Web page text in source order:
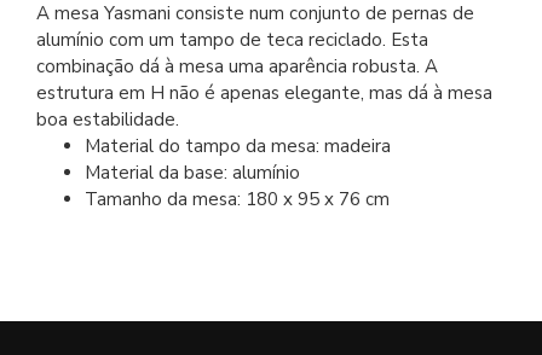
A mesa Yasmani consiste num conjunto de pernas de
alumínio com um tampo de teca reciclado. Esta
combinação dá à mesa uma aparência robusta. A
estrutura em H não é apenas elegante, mas dá à mesa
boa estabilidade.
Material do tampo da mesa: madeira
Material da base: alumínio
Tamanho da mesa: 180 x 95 x 76 cm